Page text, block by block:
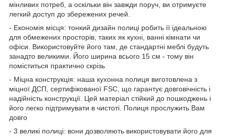
мінливих потреб, а оскільки він завжди поруч, ви отримуєте
легкий доступ до збережених речей.
- Економія місця: тонкий дизайн полиці робить її ідеальною
для обмежених просторів, таких як кухні, ванні кімнати чи
офіси. Використовуйте його там, де стандартні меблі будуть
занадто великими. Його ширина всього 15 см - тому він
поміститься практично скрізь
- Міцна конструкція: наша кухонна полиця виготовлена ​​з
міцної ДСП, сертифікованої FSC, що гарантує довговічність і
надійність конструкції. Цей матеріал стійкий до пошкоджень і
його легко підтримувати в чистоті. Полиця прослужить Вам
довго
- 3 великі полиці: вони дозволяють використовувати його для